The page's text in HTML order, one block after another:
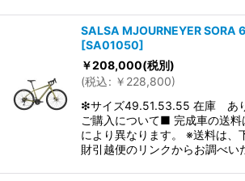
SALSA MJOURNEYER SORA
[SA01050]
￥208,000(税別)
(税込: ￥ 228,800)
❇サイズ49.51.53.55 在庫 あ
ご購入について■ 完成車の送
により異なります。 ※送料は、
財引越便のリンクからお調べ